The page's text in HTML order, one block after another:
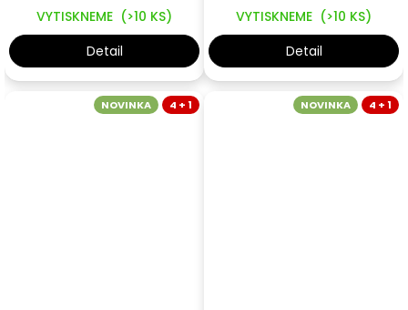
VYTISKNEME (>10 KS)
Detail
VYTISKNEME (>10 KS)
Detail
NOVINKA 4 + 1 NOVINKA 4 + 1